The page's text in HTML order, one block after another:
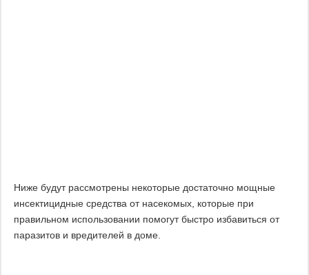
Ниже будут рассмотрены некоторые достаточно мощные
инсектицидные средства от насекомых, которые при
правильном использовании помогут быстро избавиться от
паразитов и вредителей в доме.